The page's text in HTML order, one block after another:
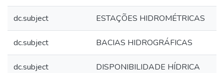
dc.subject ESTAÇÕES HIDROMÉTRICAS
dc.subject BACIAS HIDROGRÁFICAS
dc.subject DISPONIBILIDADE HÍDRICA